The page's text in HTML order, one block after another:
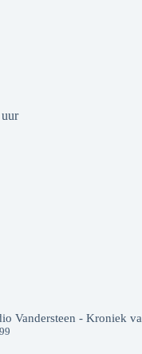
Vandersteen - Kroniek